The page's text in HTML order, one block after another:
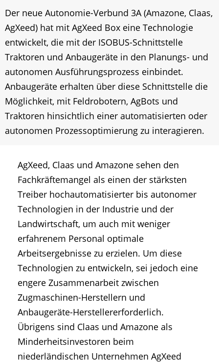
Der neue Autonomie-Verbund 3A (Amazone, Claas,
AgXeed) hat mit AgXeed Box eine Technologie
entwickelt, die mit der ISOBUS-Schnittstelle
Traktoren und Anbaugeräte in den Planungs- und
autonomen Ausführungsprozess einbindet.
Anbaugeräte erhalten über diese Schnittstelle die
Möglichkeit, mit Feldrobotern, AgBots und
Traktoren hinsichtlich einer automatisierten oder
autonomen Prozessoptimierung zu interagieren.
AgXeed, Claas und Amazone sehen den
Fachkräftemangel als einen der stärksten
Treiber hochautomatisierter bis autonomer
Technologien in der Industrie und der
Landwirtschaft, um auch mit weniger
erfahrenem Personal optimale
Arbeitsergebnisse zu erzielen. Um diese
Technologien zu entwickeln, sei jedoch eine
engere Zusammenarbeit zwischen
Zugmaschinen-Herstellern und
Anbaugeräte-Herstellererforderlich.
Übrigens sind Claas und Amazone als
Minderheitsinvestoren beim
niederländischen Unternehmen AgXeed